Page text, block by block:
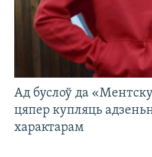
Ад буслоў да
цяпер купляць
характарам